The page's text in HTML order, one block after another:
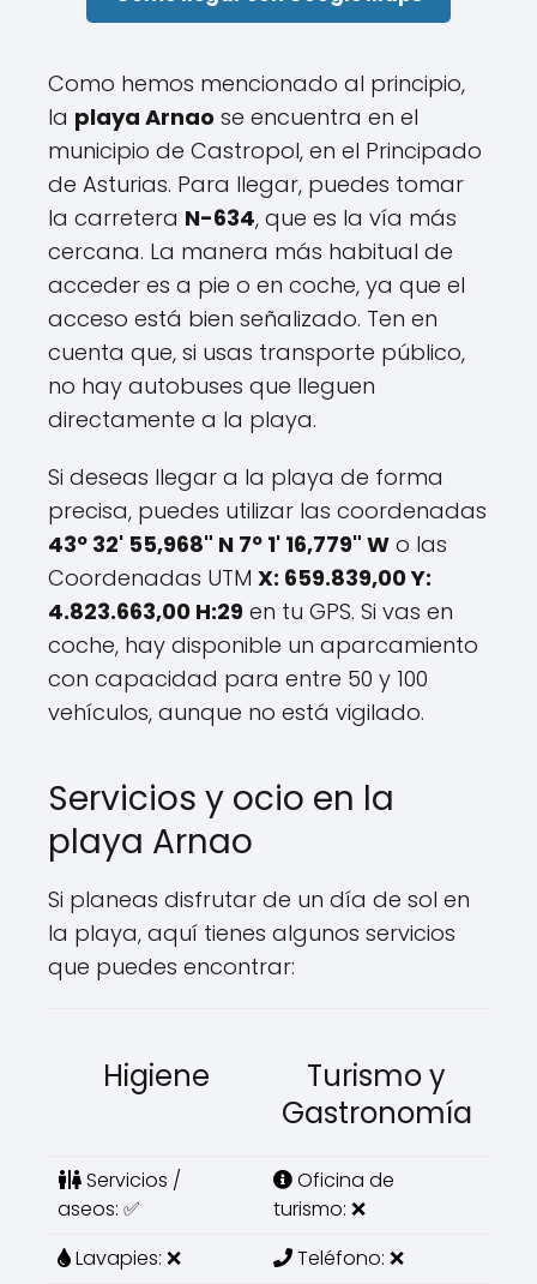
Como hemos mencionado al principio,
la playa Arnao se encuentra en el
municipio de Castropol, en el Principado
de Asturias. Para llegar, puedes tomar
la carretera N-634, que es la vía más
cercana. La manera más habitual de
acceder es a pie o en coche, ya que el
acceso está bien señalizado. Ten en
cuenta que, si usas transporte público,
no hay autobuses que lleguen
directamente a la playa.
Si deseas llegar a la playa de forma
precisa, puedes utilizar las coordenadas
43º 32' 55,968" N 7º 1' 16,779" W o las
Coordenadas UTM X: 659.839,00 Y:
4.823.663,00 H:29 en tu GPS. Si vas en
coche, hay disponible un aparcamiento
con capacidad para entre 50 y 100
vehículos, aunque no está vigilado.
Servicios y ocio en la
playa Arnao
Si planeas disfrutar de un día de sol en
la playa, aquí tienes algunos servicios
que puedes encontrar:
Higiene
Turismo y
Gastronomía
Servicios /
aseos: ✅
Oficina de
turismo: ❌
Lavapies: ❌
Teléfono: ❌